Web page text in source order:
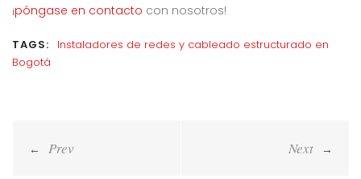
¡póngase en contacto con nosotros!
TAGS:
Instaladores de redes y cableado estructurado en
Bogotá
Navegación